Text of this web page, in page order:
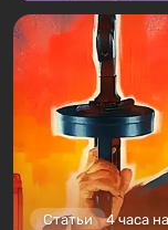
Статьи 4 часа